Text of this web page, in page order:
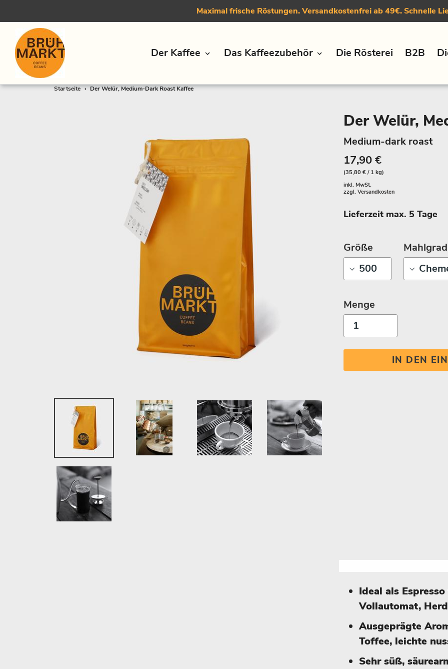
Direkt
Maximal frische Röstungen. Versandkostenfrei ab 49€. Schnelle
Der Kaffee Das Kaffeezubehör Die Rösterei B2B
Startseite › Der Welür, Medium-Dark Roast Kaffee
Der Welür,
Medium-dark roast
17,90 €
(35,80 € / 1 kg)
inkl. MwSt.
zzgl. Versandkosten
Lieferzeit max. 5 Tage
Größe Mahlgrad
Menge
IN DEN
Ideal als
Vollautomat,
Ausgeprägte
Toffee, leichte
Sehr süß,